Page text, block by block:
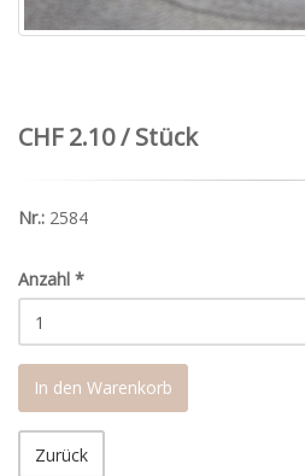
CHF 2.10 / Stück
Nr.: 2584
Anzahl *
In den Warenkorb
Zurück